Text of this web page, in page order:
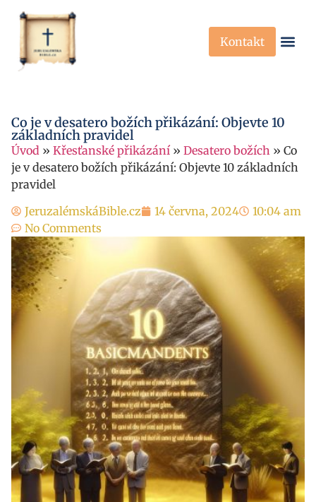
Kontakt
Co je v desatero božích přikázání: Objevte 10
základních pravidel
Úvod » Křesťanské přikázání » Desatero božích » Co
je v desatero božích přikázání: Objevte 10 základních
pravidel
JeruzalémskáBible.cz
14 června, 2024
10:04 am
No Comments